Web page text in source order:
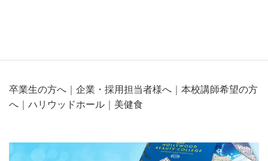
卒業生の方へ 企業・採用担当者様へ
本校講師希望の方
へ
ハリウッドホール 美健食